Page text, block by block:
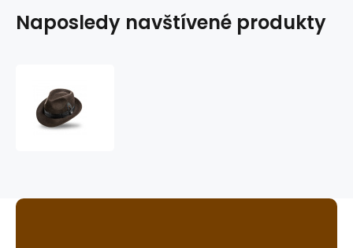
Naposledy navštívené produkty